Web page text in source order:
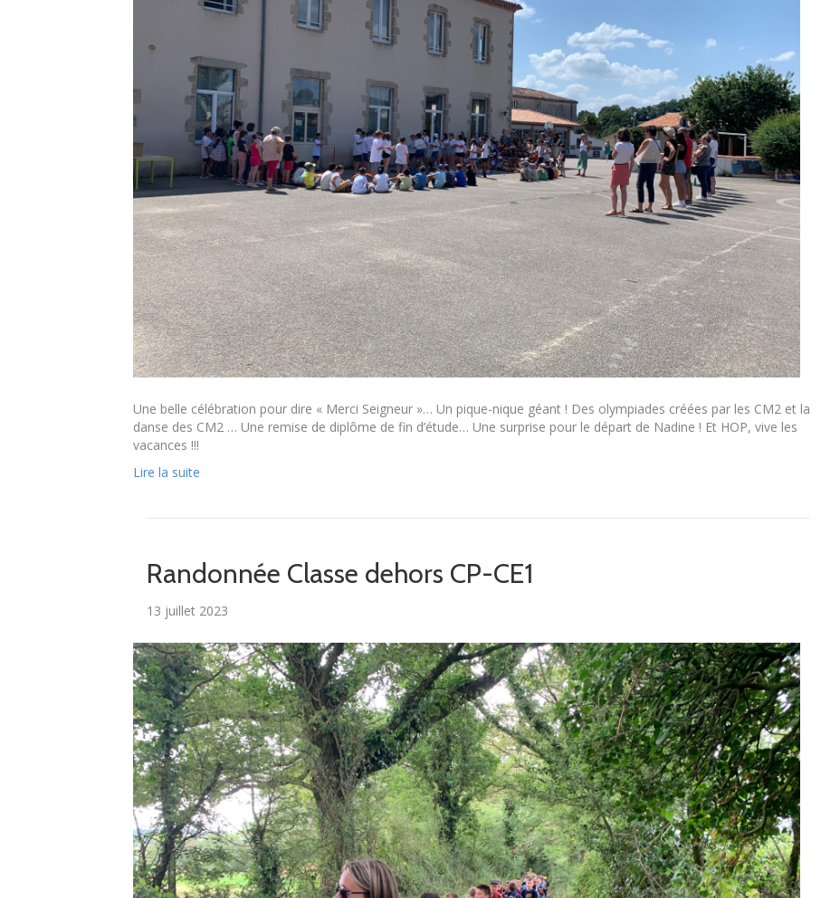
Une belle célébration pour dire « Merci Seigneur »… Un pique-nique géant ! Des olympiades créées par les CM2 et la
danse des CM2 … Une remise de diplôme de fin d’étude… Une surprise pour le départ de Nadine ! Et HOP, vive les
vacances !!!
Lire la suite
Randonnée Classe dehors CP-CE1
13 juillet 2023